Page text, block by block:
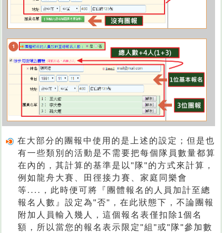
在大部分的團報中使用的是上述的設定；但是也
有一些類別的活動是不需要把每個隊員數量都算
在內的，其計算的基準是以"隊"的方式來計算，
例如龍舟大賽、田徑接力賽、家庭同樂會
等....，此時便可將『團體報名的人員加計至總
報名人數』設定為"否"，在此狀態下，不論團報
附加人員輸入幾人，這個報名表僅扣除1個名
額，所以當您的報名表示限定"組"或"隊"參加數